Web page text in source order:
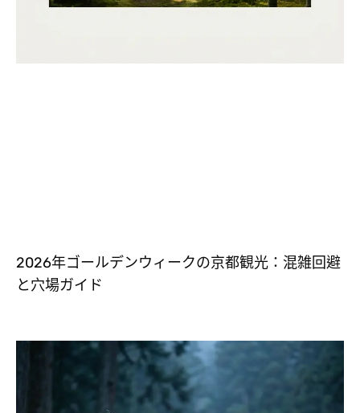
2026年ゴールデンウィークの京都観光：混雑回避
と穴場ガイド